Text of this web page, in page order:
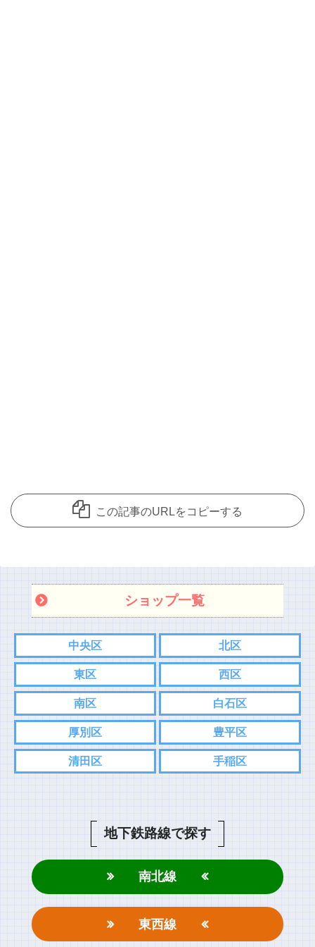
この記事のURLをコピーする
ショップ一覧
中央区 北区
東区 西区
南区 白石区
厚別区 豊平区
清田区 手稲区
地下鉄路線で探す
南北線
東西線